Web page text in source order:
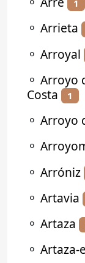
1
⚬ Arrieta
⚬ Arroyal
⚬ Arroyo
Costa
1
⚬ Arroyo
⚬
⚬ Arróniz
⚬ Artavia
⚬ Artaza
⚬ Artaza-